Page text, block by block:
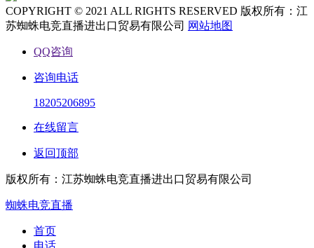
COPYRIGHT © 2021 ALL RIGHTS RESERVED 版权所有：江
苏蜘蛛电竞直播进出口贸易有限公司 网站地图
QQ咨询
咨询电话
18205206895
在线留言
返回顶部
版权所有：江苏蜘蛛电竞直播进出口贸易有限公司
蜘蛛电竞直播
首页
电话